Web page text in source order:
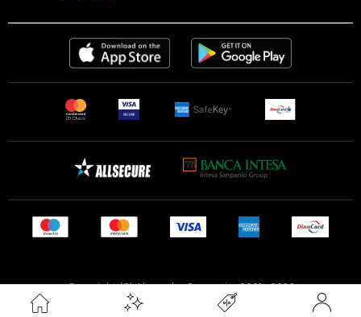
Copyright (C) Alexandar Cosmetics 2001 - 2026